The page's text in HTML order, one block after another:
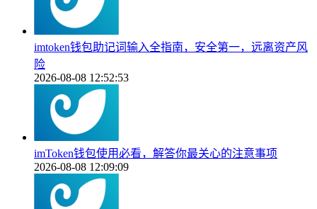
imtoken钱包助记词输入全指南，安全第一，远离资产风
险
2026-08-08 12:52:53
imToken钱包使用必看，解答你最关心的注意事项
2026-08-08 12:09:09